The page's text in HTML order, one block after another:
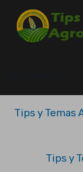
Tips y Temas
Tips y